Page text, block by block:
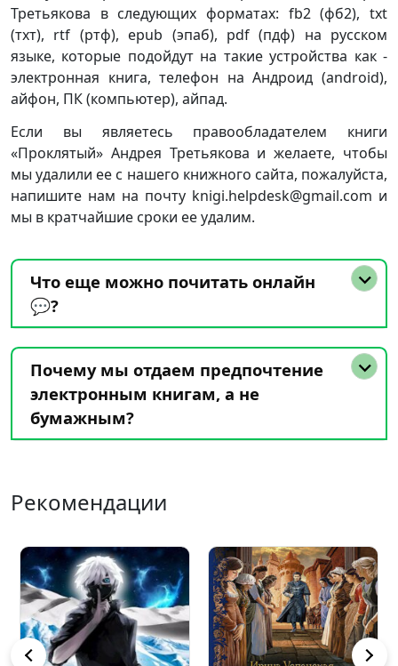
Третьякова в следующих форматах: fb2 (фб2), txt
(тхт), rtf (ртф), epub (эпаб), pdf (пдф) на русском
языке, которые подойдут на такие устройства как -
электронная книга, телефон на Андроид (android),
айфон, ПК (компьютер), айпад.
Если вы являетесь правообладателем книги
«Проклятый» Андрея Третьякова и желаете, чтобы
мы удалили ее с нашего книжного сайта, пожалуйста,
напишите нам на почту knigi.helpdesk@gmail.com и
мы в кратчайшие сроки ее удалим.
Что еще можно почитать онлайн
💬?
Почему мы отдаем предпочтение
электронным книгам, а не
бумажным?
Рекомендации